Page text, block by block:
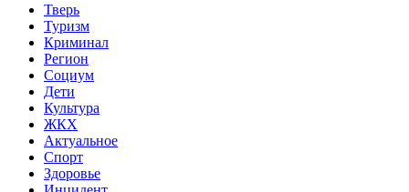
Тверь
Туризм
Криминал
Регион
Социум
Дети
Культура
ЖКХ
Актуальное
Спорт
Здоровье